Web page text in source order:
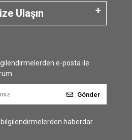
Ulaşın
e-posta ile
Gönder
haberdar